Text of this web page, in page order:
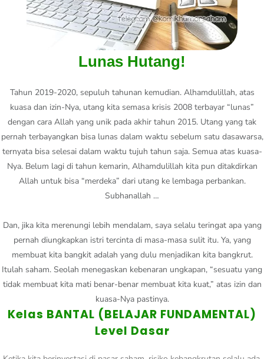
Lunas Hutang!
Tahun 2019-2020, sepuluh tahunan kemudian. Alhamdulillah, atas
kuasa dan izin-Nya, utang kita semasa krisis 2008 terbayar “lunas”
dengan cara Allah yang unik pada akhir tahun 2015. Utang yang tak
pernah terbayangkan bisa lunas dalam waktu sebelum satu dasawarsa,
ternyata bisa selesai dalam waktu tujuh tahun saja. Semua atas kuasa-
Nya. Belum lagi di tahun kemarin, Alhamdulillah kita pun ditakdirkan
Allah untuk bisa “merdeka” dari utang ke lembaga perbankan.
Subhanallah …
Dan, jika kita merenungi lebih mendalam, saya selalu teringat apa yang
pernah diungkapkan istri tercinta di masa-masa sulit itu. Ya, yang
membuat kita bangkit adalah yang dulu menjadikan kita bangkrut.
Itulah saham. Seolah menegaskan kebenaran ungkapan, “sesuatu yang
tidak membuat kita mati benar-benar membuat kita kuat,” atas izin dan
kuasa-Nya pastinya.
Kelas BANTAL (BELAJAR FUNDAMENTAL)
Level Dasar